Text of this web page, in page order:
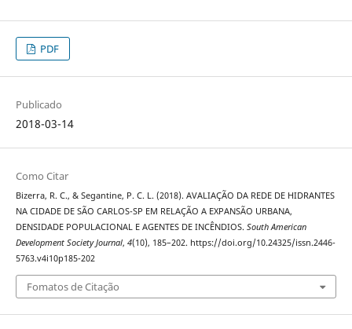
PDF
Publicado
2018-03-14
Como Citar
Bizerra, R. C., & Segantine, P. C. L. (2018). AVALIAÇÃO DA REDE DE HIDRANTES
NA CIDADE DE SÃO CARLOS-SP EM RELAÇÃO A EXPANSÃO URBANA,
DENSIDADE POPULACIONAL E AGENTES DE INCÊNDIOS. South American
Development Society Journal, 4(10), 185–202. https://doi.org/10.24325/issn.2446-
5763.v4i10p185-202
Fomatos de Citação